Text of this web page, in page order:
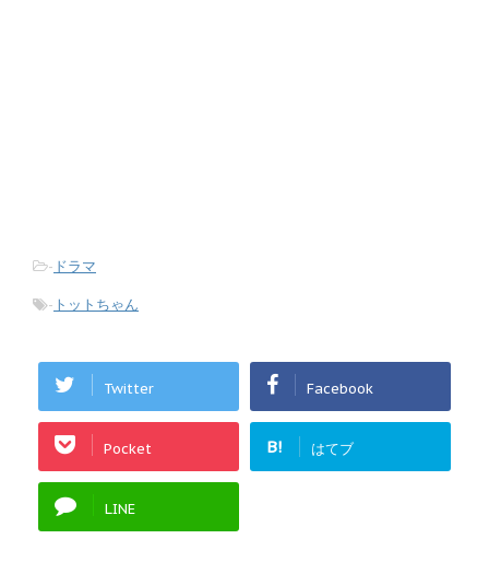
- ドラマ
- トットちゃん
Twitter Facebook
Pocket B! はてブ
LINE